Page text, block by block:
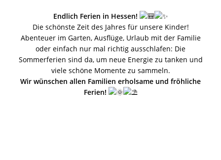
Endlich Ferien in Hessen!
Die schönste Zeit des Jahres für unsere Kinder!
Abenteuer im Garten, Ausflüge, Urlaub mit der Familie
oder einfach nur mal richtig ausschlafen: Die
Sommerferien sind da, um neue Energie zu tanken und
viele schöne Momente zu sammeln.
Wir wünschen allen Familien erholsame und fröhliche
Ferien!